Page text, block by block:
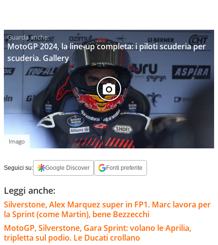
MotoGP 2024, la line-up completa: i piloti scuderia per
scuderia. Gallery
Imago
Seguici su: Google Discover Fonti preferite
Leggi anche:
Silverstone, Alex Marquez super in FP1. Marc lavora per
la Sprint (come Martin), bene Bezzecchi
MotoGP, Silverstone, Gara Sprint: volano le Aprilia,
tripletta sul podio. Le Ducati crollano